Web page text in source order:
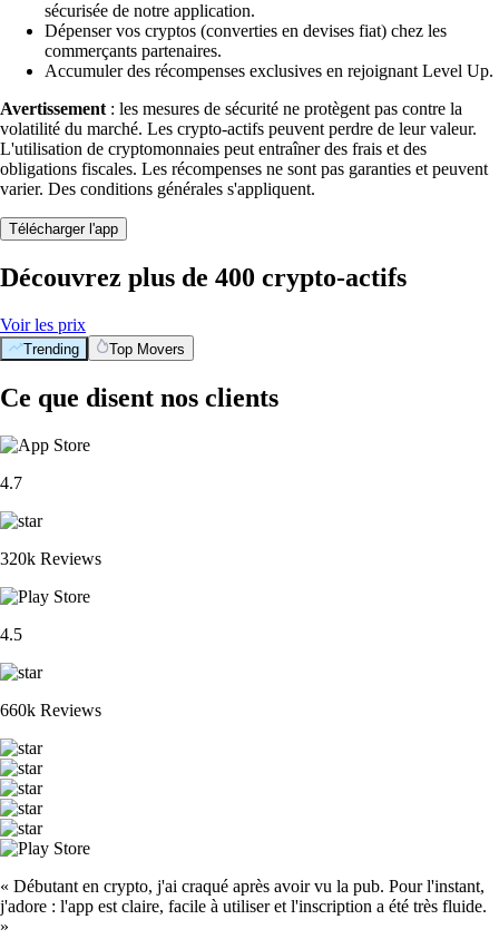
sécurisée de notre application.
Dépenser vos cryptos (converties en devises fiat) chez les
commerçants partenaires.
Accumuler des récompenses exclusives en rejoignant Level Up.
Avertissement : les mesures de sécurité ne protègent pas contre la
volatilité du marché. Les crypto-actifs peuvent perdre de leur valeur.
L'utilisation de cryptomonnaies peut entraîner des frais et des
obligations fiscales. Les récompenses ne sont pas garanties et peuvent
varier. Des conditions générales s'appliquent.
Télécharger l'app
Découvrez plus de 400 crypto-actifs
Voir les prix
Trending Top Movers
Ce que disent nos clients
4.7
320k Reviews
4.5
660k Reviews
« Débutant en crypto, j'ai craqué après avoir vu la pub. Pour l'instant,
j'adore : l'app est claire, facile à utiliser et l'inscription a été très fluide.
»